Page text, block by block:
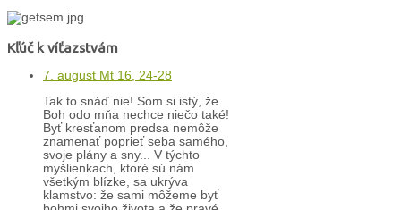
Kľúč k víťazstvám
7. august Mt 16, 24-28
Tak to snáď nie! Som si istý, že
Boh odo mňa nechce niečo také!
Byť kresťanom predsa nemôže
znamenať poprieť seba samého,
svoje plány a sny... V týchto
myšlienkach, ktoré sú nám
všetkým blízke, sa ukrýva
klamstvo: že sami môžeme byť